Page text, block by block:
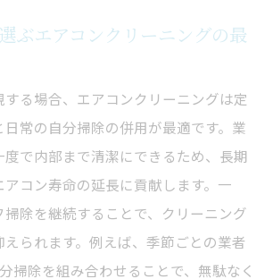
ぶエアコンクリーニングの最
する場合、エアコンクリーニングは定
常の自分掃除の併用が最適です。業
で内部まで清潔にできるため、長期
コン寿命の延長に貢献します。一
除を継続することで、クリーニング
られます。例えば、季節ごとの業者
掃除を組み合わせることで、無駄なく